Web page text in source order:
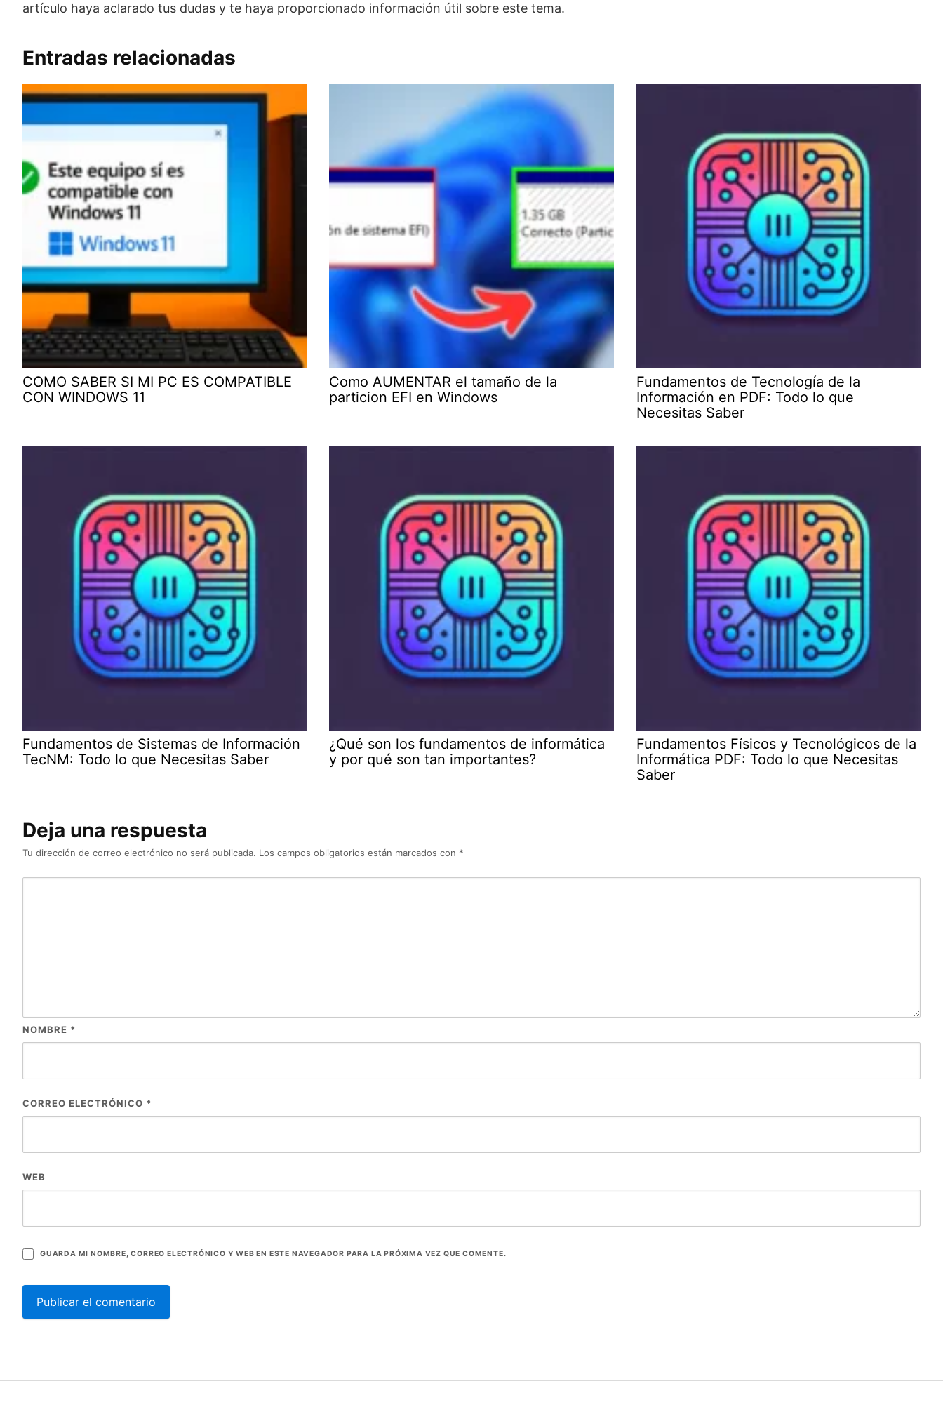
artículo haya aclarado tus dudas y te haya proporcionado información útil sobre este tema.
Entradas relacionadas
COMO SABER SI MI PC ES COMPATIBLE
CON WINDOWS 11
Como AUMENTAR el tamaño de la
particion EFI en Windows
Fundamentos de Tecnología de la
Información en PDF: Todo lo que
Necesitas Saber
Fundamentos de Sistemas de Información
TecNM: Todo lo que Necesitas Saber
¿Qué son los fundamentos de informática
y por qué son tan importantes?
Fundamentos Físicos y Tecnológicos de la
Informática PDF: Todo lo que Necesitas
Saber
Deja una respuesta
Tu dirección de correo electrónico no será publicada. Los campos obligatorios están marcados con *
NOMBRE *
CORREO ELECTRÓNICO *
WEB
GUARDA MI NOMBRE, CORREO ELECTRÓNICO Y WEB EN ESTE NAVEGADOR PARA LA PRÓXIMA VEZ QUE COMENTE.